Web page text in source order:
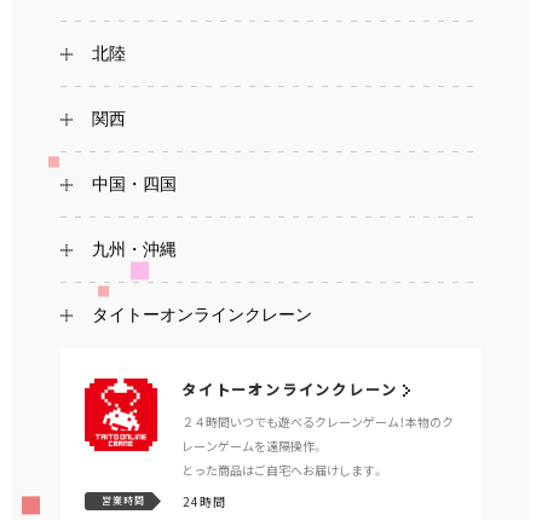
北陸
関西
中国・四国
九州・沖縄
タイトーオンラインクレーン
タイトーオンラインクレーン
２４時間いつでも遊べるクレーンゲーム！本物のク
レーンゲームを遠隔操作。
とった商品はご自宅へお届けします。
営業時間 24時間